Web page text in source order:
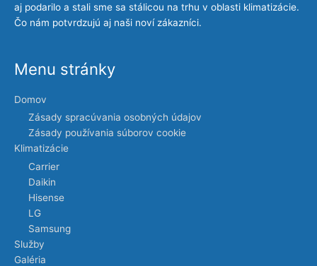
aj podarilo a stali sme sa stálicou na trhu v oblasti klimatizácie.
Čo nám potvrdzujú aj naši noví zákazníci.
Menu stránky
Domov
Zásady spracúvania osobných údajov
Zásady používania súborov cookie
Klimatizácie
Carrier
Daikin
Hisense
LG
Samsung
Služby
Galéria